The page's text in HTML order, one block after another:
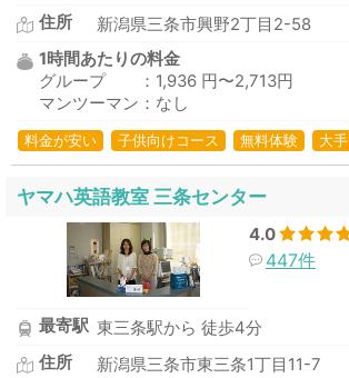
住所
新潟県三条市興野2丁目2-58
1時間あたりの料金
グループ ：1,936 円〜2,713円
マンツーマン：なし
料金が安い 子供向けコース 無料体験 大手
ヤマハ英語教室 三条センター
4.0
447件
最寄駅 東三条駅から 徒歩4分
住所
新潟県三条市東三条1丁目11-7